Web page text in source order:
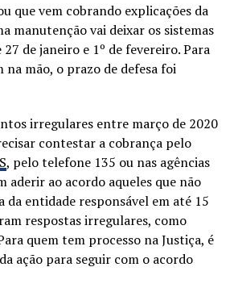
que vem cobrando explicações da
manutenção vai deixar os sistemas
de janeiro e 1º de fevereiro. Para
na mão, o prazo de defesa foi
irregulares entre março de 2020
contestar a cobrança pelo
, pelo telefone 135 ou nas agências
aderir ao acordo aqueles que não
da entidade responsável em até 15
respostas irregulares, como
quem tem processo na Justiça, é
ação para seguir com o acordo